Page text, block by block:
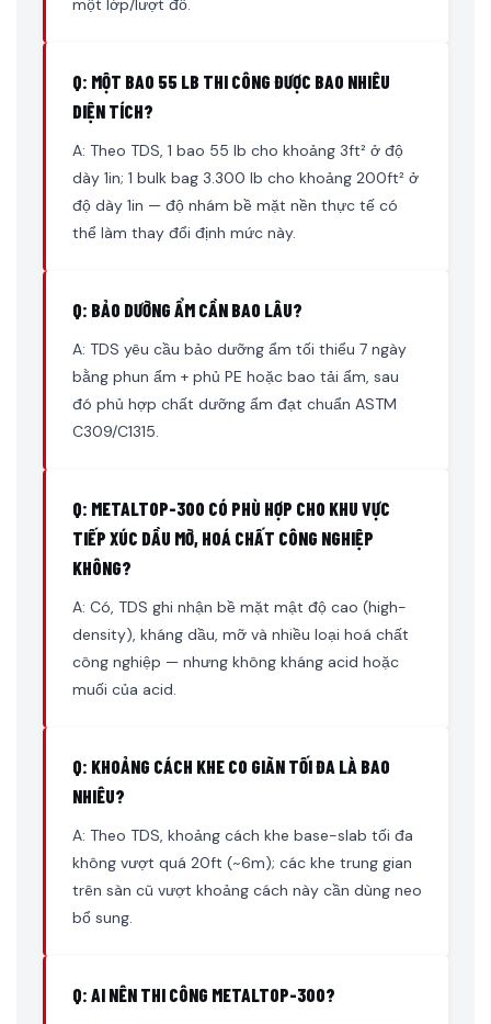
một lớp/lượt đổ.
Q: MỘT BAO 55 LB THI CÔNG ĐƯỢC BAO NHIÊU
DIỆN TÍCH?
A: Theo TDS, 1 bao 55 lb cho khoảng 3ft² ở độ
dày 1in; 1 bulk bag 3.300 lb cho khoảng 200ft² ở
độ dày 1in — độ nhám bề mặt nền thực tế có
thể làm thay đổi định mức này.
Q: BẢO DƯỠNG ẨM CẦN BAO LÂU?
A: TDS yêu cầu bảo dưỡng ẩm tối thiểu 7 ngày
bằng phun ẩm + phủ PE hoặc bao tải ẩm, sau
đó phủ hợp chất dưỡng ẩm đạt chuẩn ASTM
C309/C1315.
Q: METALTOP-300 CÓ PHÙ HỢP CHO KHU VỰC
TIẾP XÚC DẦU MỠ, HOÁ CHẤT CÔNG NGHIỆP
KHÔNG?
A: Có, TDS ghi nhận bề mặt mật độ cao (high-
density), kháng dầu, mỡ và nhiều loại hoá chất
công nghiệp — nhưng không kháng acid hoặc
muối của acid.
Q: KHOẢNG CÁCH KHE CO GIÃN TỐI ĐA LÀ BAO
NHIÊU?
A: Theo TDS, khoảng cách khe base-slab tối đa
không vượt quá 20ft (~6m); các khe trung gian
trên sàn cũ vượt khoảng cách này cần dùng neo
bổ sung.
Q: AI NÊN THI CÔNG METALTOP-300?